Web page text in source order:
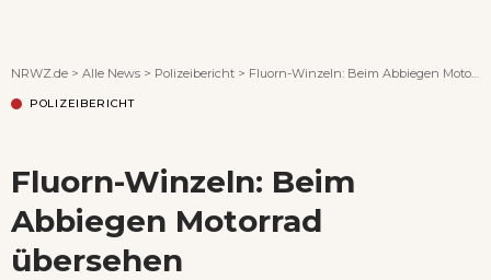
NRWZ.de > Alle News > Polizeibericht > Fluorn-Winzeln: Beim Abbiegen Motorrad übersehen
POLIZEIBERICHT
Fluorn-Winzeln: Beim
Abbiegen Motorrad
übersehen